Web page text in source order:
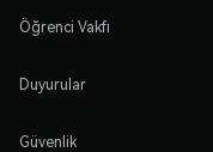
Öğrenci Vakfı
Duyurular
Güvenlik